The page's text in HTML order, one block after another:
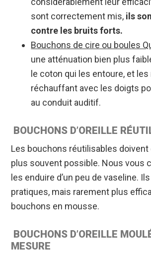
sont correctement mis, ils
contre les bruits forts.
Bouchons de cire ou boules
une atténuation bien plus
le coton qui les entoure, et
réchauffant avec les doigts
au conduit auditif.
BOUCHONS D’OREILLE
Les bouchons réutilisables doivent
plus souvent possible. Nous vous
les enduire d’un peu de vaseline.
pratiques, mais rarement plus
bouchons en mousse.
BOUCHONS D’OREILLE
MESURE